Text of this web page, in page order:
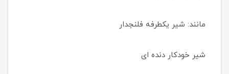
مانند: شیر یکطرفه فلنجدار
شیر خودکار دنده ای